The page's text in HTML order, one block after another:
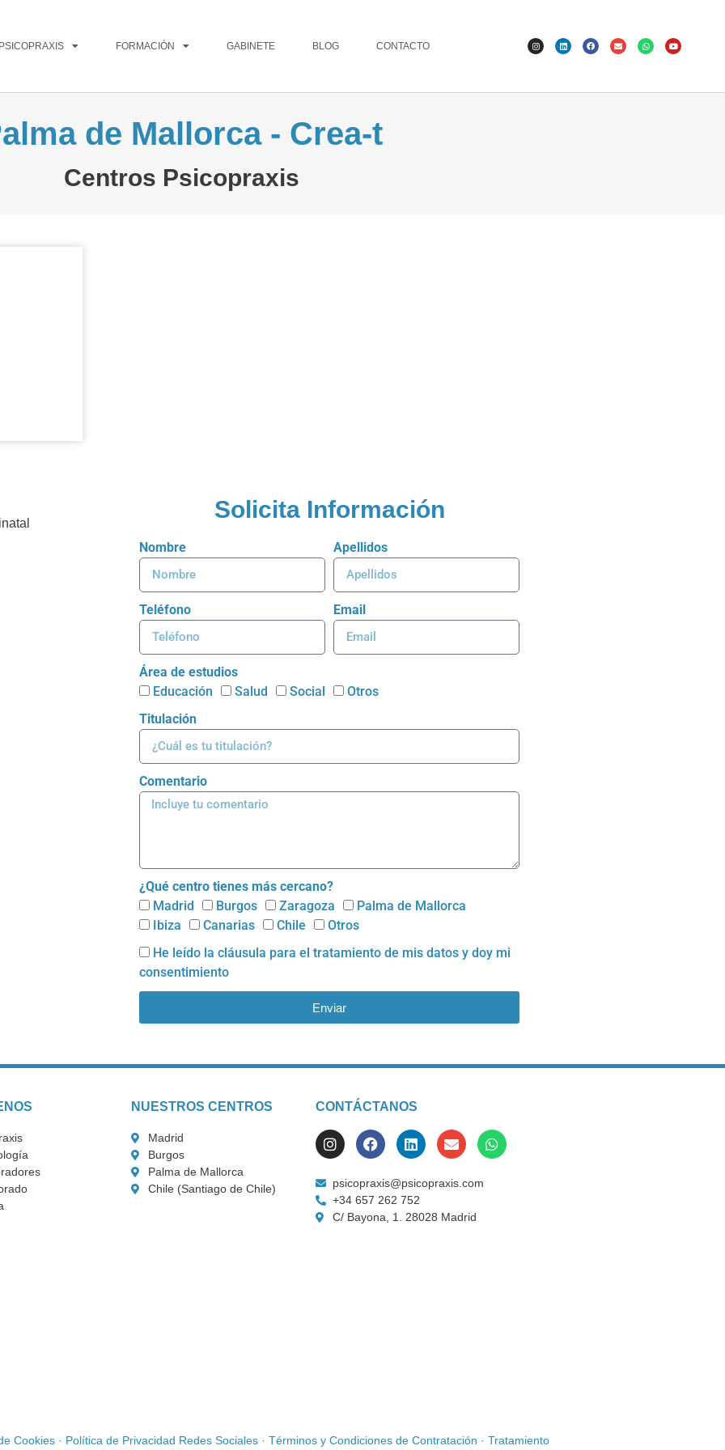
PSICOPRAXIS FORMACIÓN GABINETE BLOG CONTACTO
de Mallorca - Crea-t
Centros Psicopraxis
Solicita Información
Nombre Apellidos
Teléfono Email
Área de estudios
Educación
Salud Social
Otros
Titulación
Comentario
¿Qué centro tienes más cercano?
Madrid
Burgos Zaragoza
Palma de Mallorca
Ibiza
Canarias Chile
Otros
He leído la cláusula para el tratamiento de mis datos y doy mi
consentimiento
Enviar
NUESTROS CENTROS
Madrid
Burgos
Palma de Mallorca
Chile (Santiago de Chile)
CONTÁCTANOS
psicopraxis@psicopraxis.com
+34 657 262 752
C/ Bayona, 1. 28028 Madrid
Cookies· Política de Privacidad Redes Sociales· Términos y Condiciones de Contratación · Tratamiento